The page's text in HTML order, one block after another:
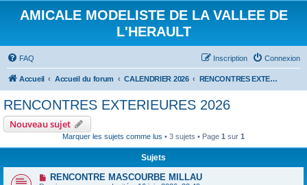
AMICALE MODELISTE DE LA VALLEE DE
L'HERAULT
FAQ Connexion
Inscription
Accueil Accueil du forum CALENDRIER 2026 RENCONTRES EXTERIEURES 2026
RENCONTRES EXTERIEURES 2026
Nouveau sujet
Marquer les sujets comme lus • 3 sujets • Page 1 sur 1
Sujets
RENCONTRE MASCOURBE MILLAU